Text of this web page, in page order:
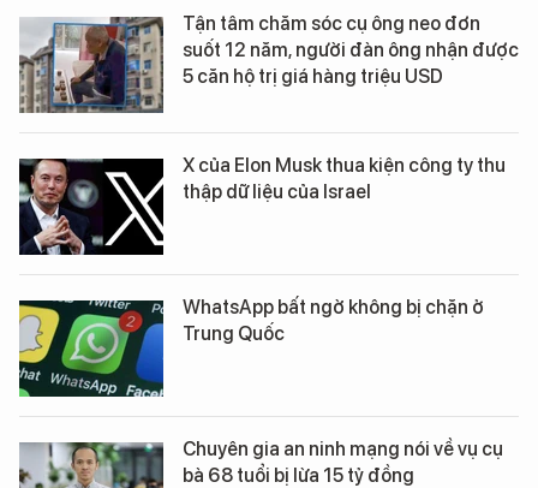
Tận tâm chăm sóc cụ ông neo đơn
suốt 12 năm, người đàn ông nhận được
5 căn hộ trị giá hàng triệu USD
X của Elon Musk thua kiện công ty thu
thập dữ liệu của Israel
WhatsApp bất ngờ không bị chặn ở
Trung Quốc
Chuyên gia an ninh mạng nói về vụ cụ
bà 68 tuổi bị lừa 15 tỷ đồng